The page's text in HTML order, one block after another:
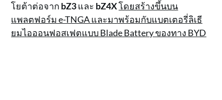
โยต้าต่อจาก bZ3และ bZ4Xโดยสร้างขึ้นบน
แพลตฟอร์ม e-TNGA และมาพร้อมกับแบตเตอรี่ลิเธี
ยมไอออนฟอสเฟตแบบ Blade Battery ของทาง BYD